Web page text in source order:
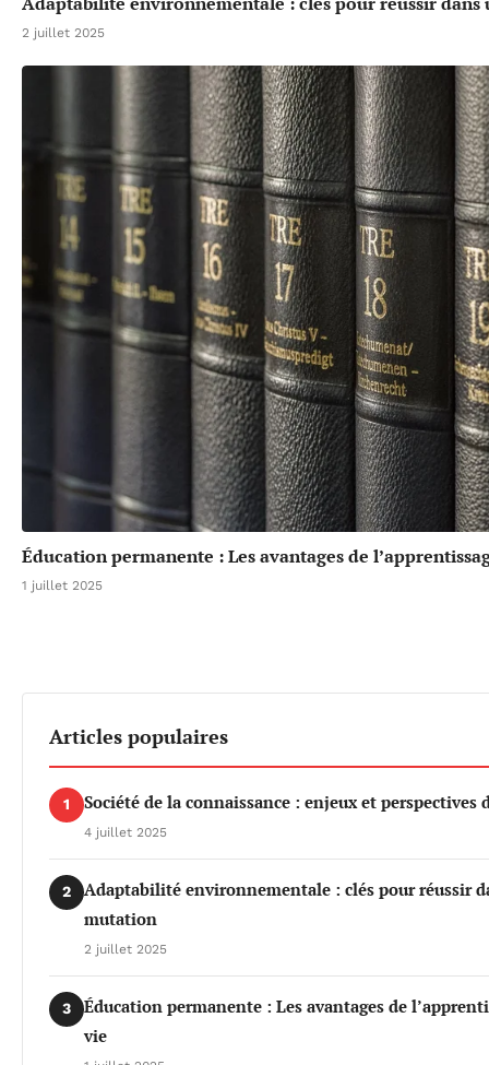
2 juillet 2025
Éducation permanente : Les avantages de
1 juillet 2025
Articles populaires
1 Société de la connaissance : enjeux et perspectives
4 juillet 2025
2
Adaptabilité environnementale : clés pour réussir
mutation
2 juillet 2025
3
Éducation permanente : Les avantages de
vie